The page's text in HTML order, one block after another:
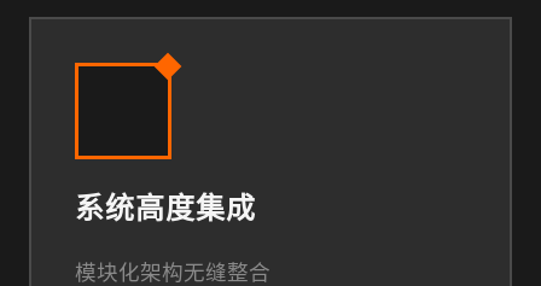
系统高度集成
模块化架构无缝整合